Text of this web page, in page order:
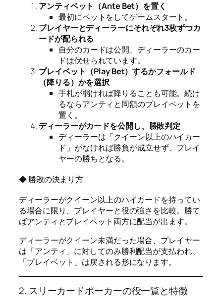
アンティベット（Ante Bet）を置く
最初にベットをしてゲームスタート。
プレイヤーとディーラーにそれぞれ3枚ずつカ
ードが配られる
自分のカードは公開、ディーラーのカー
ドは伏せられています。
プレイベット（Play Bet）するかフォールド
（降りる）かを選択
手札が弱ければ降りることも可能。続け
るならアンティと同額のプレイベットを
置く。
ディーラーがカードを公開し、勝敗判定
ディーラーは「クイーン以上のハイカー
ド」がなければ勝負が成立せず、プレイ
ヤーの勝ちとなる。
◆ 勝敗の決まり方
ディーラーがクイーン以上のハイカードを持ってい
る場合に限り、プレイヤーと役の強さを比較。勝て
ばアンティとプレイベット両方に配当が出ます。
ディーラーがクイーン未満だった場合、プレイヤー
は「アンティ」に対してのみ勝利配当が支払われ、
「プレイベット」は戻される形になります。
2. スリーカードポーカーの役一覧と特徴